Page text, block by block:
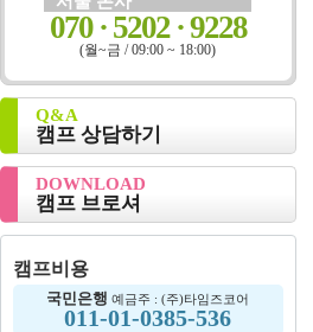
070 · 5202 · 9228
(월~금 / 09:00 ~ 18:00)
Q&A
캠프 상담하기
DOWNLOAD
캠프 브로셔
캠프비용
국민은행 예금주 : (주)타임즈코어
011-01-0385-536